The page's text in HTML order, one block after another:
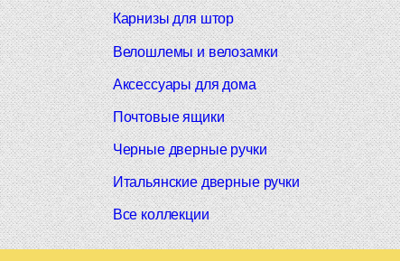
Карнизы для штор
Велошлемы и велозамки
Аксессуары для дома
Почтовые ящики
Черные дверные ручки
Итальянские дверные ручки
Все коллекции